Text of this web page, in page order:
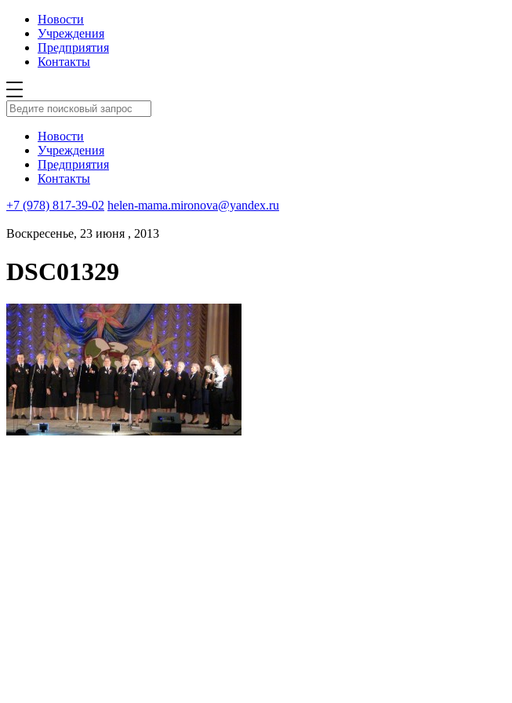
Новости
Учреждения
Предприятия
Контакты
Новости
Учреждения
Предприятия
Контакты
+7 (978) 817-39-02 helen-mama.mironova@yandex.ru
Воскресенье, 23 июня , 2013
DSC01329